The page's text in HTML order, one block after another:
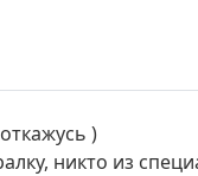
)
никто из